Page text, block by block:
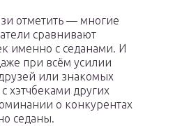
отметить — многие
сравнивают
именно с седанами. И
при всём усилии
или знакомых
хэтчбеками других
о конкурентах
седаны.